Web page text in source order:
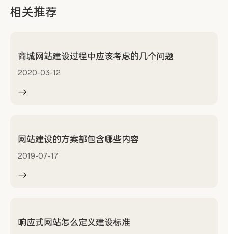
相关推荐
商城网站建设过程中应该考虑的几个问题
2020-03-12
网站建设的方案都包含哪些内容
2019-07-17
响应式网站怎么定义建设标准